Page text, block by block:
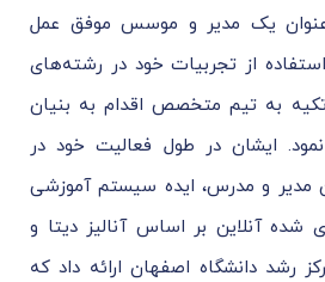
عنوان یک مدیر و موسس موفق عمل
در سال 2022 با استفاده از تجربیات خود در رشته‌های
تکیه به تیم متخصص اقدام به بنیان
ایشان در طول فعالیت خود در
مدیر و مدرس، ایده سیستم آموزشی
آنلاین بر اساس آنالیز دیتا و
رشد دانشگاه اصفهان ارائه داد که